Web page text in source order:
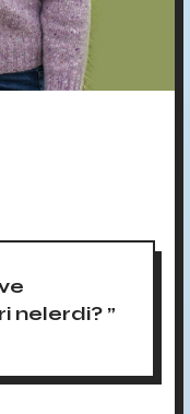
nelerdi? ”